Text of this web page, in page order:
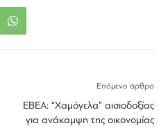
Επόμενο άρθρο
ΕΒΕΑ: “Χαμόγελα” αισιοδοξίας
για ανάκαμψη της οικονομίας